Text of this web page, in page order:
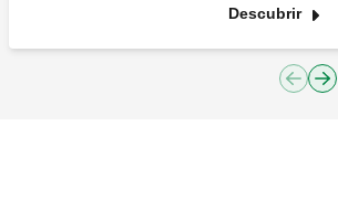
Descubrir